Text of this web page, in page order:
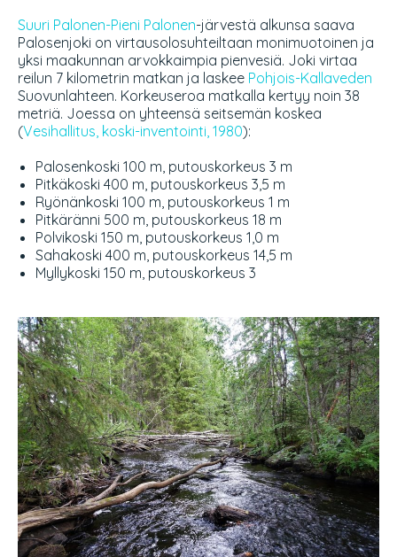
Suuri Palonen-Pieni Palonen-järvestä alkunsa saava
Palosenjoki on virtausolosuhteiltaan monimuotoinen ja
yksi maakunnan arvokkaimpia pienvesiä. Joki virtaa
reilun 7 kilometrin matkan ja laskee Pohjois-Kallaveden
Suovunlahteen. Korkeuseroa matkalla kertyy noin 38
metriä. Joessa on yhteensä seitsemän koskea
(Vesihallitus, koski-inventointi, 1980):
Palosenkoski 100 m, putouskorkeus 3 m
Pitkäkoski 400 m, putouskorkeus 3,5 m
Ryönänkoski 100 m, putouskorkeus 1 m
Pitkäränni 500 m, putouskorkeus 18 m
Polvikoski 150 m, putouskorkeus 1,0 m
Sahakoski 400 m, putouskorkeus 14,5 m
Myllykoski 150 m, putouskorkeus 3